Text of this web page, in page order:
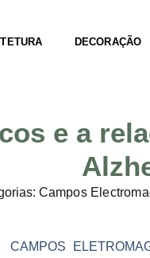
DECORAÇÃO
e a
Campos
CAMPOS